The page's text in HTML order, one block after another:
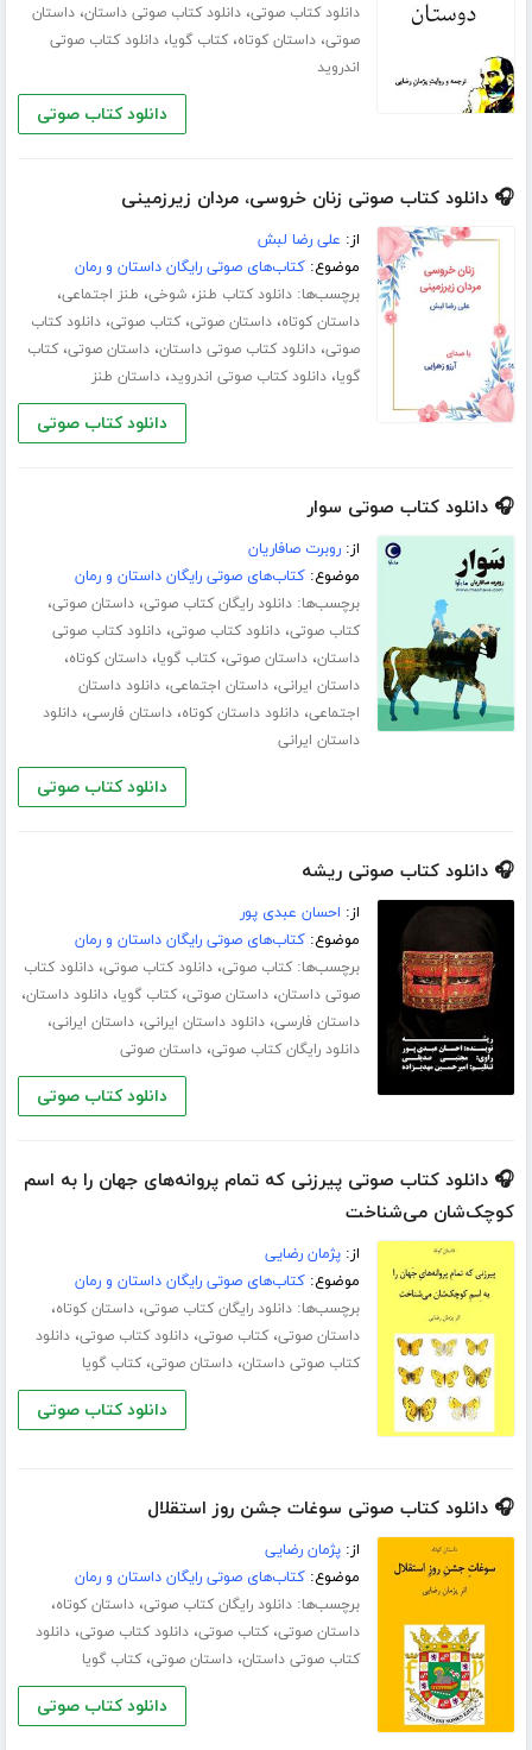
دانلود کتاب صوتی،دانلود کتاب صوتی داستان،داستان
صوتی،داستان کوتاه،کتاب گویا،دانلود کتاب صوتی
اندروید
دانلود کتاب صوتی
🎧 دانلود کتاب صوتی زنان خروسی، مردان زیرزمینی
از: علی رضا لبش
موضوع:کتاب‌های صوتی رایگان داستان و رمان
برچسب‌ها:دانلود کتاب طنز،شوخی، طنز اجتماعی،
داستان کوتاه،داستان صوتی،کتاب صوتی،دانلود کتاب
صوتی،دانلود کتاب صوتی داستان،داستان صوتی،کتاب
گویا،دانلود کتاب صوتی اندروید،داستان طنز
دانلود کتاب صوتی
🎧 دانلود کتاب صوتی سوار
از:روبرت صافاریان
موضوع:کتاب‌های صوتی رایگان داستان و رمان
برچسب‌ها:دانلود رایگان کتاب صوتی،داستان صوتی،
کتاب صوتی،دانلود کتاب صوتی،دانلود کتاب صوتی
داستان،داستان صوتی،کتاب گویا،داستان کوتاه،
داستان ایرانی،داستان اجتماعی،دانلود داستان
اجتماعی،دانلود داستان کوتاه،داستان فارسی،دانلود
داستان ایرانی
دانلود کتاب صوتی
🎧 دانلود کتاب صوتی ریشه
از: احسان عبدی پور
موضوع:کتاب‌های صوتی رایگان داستان و رمان
برچسب‌ها:کتاب صوتی،دانلود کتاب صوتی،دانلود کتاب
صوتی داستان،داستان صوتی،کتاب گویا،دانلود داستان،
داستان فارسی،دانلود داستان ایرانی،داستان ایرانی،
دانلود رایگان کتاب صوتی،داستان صوتی
دانلود کتاب صوتی
🎧 دانلود کتاب صوتی پیرزنی که تمام پروانه‌های جهان را به اسم
کوچک‌شان می‌شناخت
از:پژمان رضایی
موضوع:کتاب‌های صوتی رایگان داستان و رمان
برچسب‌ها:دانلود رایگان کتاب صوتی،داستان کوتاه،
داستان صوتی،کتاب صوتی،دانلود کتاب صوتی،دانلود
کتاب صوتی داستان،داستان صوتی،کتاب گویا
دانلود کتاب صوتی
🎧 دانلود کتاب صوتی سوغات جشن روز استقلال
از:پژمان رضایی
موضوع:کتاب‌های صوتی رایگان داستان و رمان
برچسب‌ها:دانلود رایگان کتاب صوتی،داستان کوتاه،
داستان صوتی،کتاب صوتی،دانلود کتاب صوتی،دانلود
کتاب صوتی داستان،داستان صوتی،کتاب گویا
دانلود کتاب صوتی